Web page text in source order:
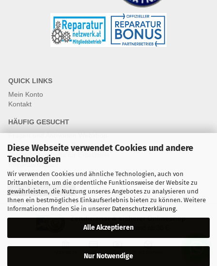
Diese Webseite verwendet Cookies und andere
Technologien
Wir verwenden Cookies und ähnliche Technologien, auch von
Drittanbietern, um die ordentliche Funktionsweise der Website zu
gewährleisten, die Nutzung unseres Angebotes zu analysieren und
Ihnen ein bestmögliches Einkaufserlebnis bieten zu können. Weitere
Informationen finden Sie in unserer Datenschutzerklärung.
Alle Akzeptieren
Nur Notwendige
QUICK LINKS
Mein Konto
Kontakt
HÄUFIG GESUCHT
Fragen und Antworten Webshop
Fragen & Antworten Reparatur
Qualitätsstandards für Ersatzteile
Reparaturablauf
Vertrag widerrufen
Zertifizierter & sicherer Onlineshop
Kostenloser Versand ab 30 €